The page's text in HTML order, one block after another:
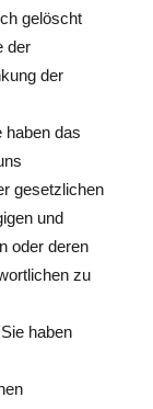
gelöscht
der
der
haben das
gesetzlichen
und
oder deren
zu
Sie haben